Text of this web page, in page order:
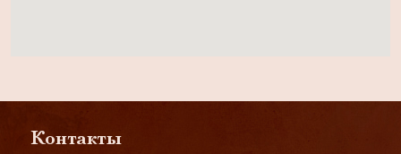
Контакты